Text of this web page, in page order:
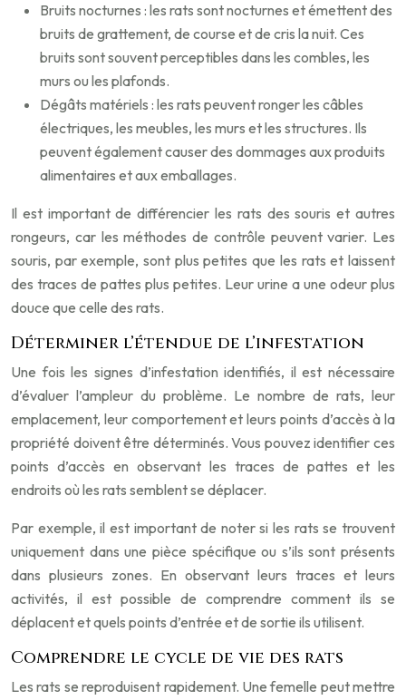
Bruits nocturnes : les rats sont nocturnes et émettent des
bruits de grattement, de course et de cris la nuit. Ces
bruits sont souvent perceptibles dans les combles, les
murs ou les plafonds.
Dégâts matériels : les rats peuvent ronger les câbles
électriques, les meubles, les murs et les structures. Ils
peuvent également causer des dommages aux produits
alimentaires et aux emballages.
Il est important de différencier les rats des souris et autres
rongeurs, car les méthodes de contrôle peuvent varier. Les
souris, par exemple, sont plus petites que les rats et laissent
des traces de pattes plus petites. Leur urine a une odeur plus
douce que celle des rats.
Déterminer l’étendue de l’infestation
Une fois les signes d’infestation identifiés, il est nécessaire
d’évaluer l’ampleur du problème. Le nombre de rats, leur
emplacement, leur comportement et leurs points d’accès à la
propriété doivent être déterminés. Vous pouvez identifier ces
points d’accès en observant les traces de pattes et les
endroits où les rats semblent se déplacer.
Par exemple, il est important de noter si les rats se trouvent
uniquement dans une pièce spécifique ou s’ils sont présents
dans plusieurs zones. En observant leurs traces et leurs
activités, il est possible de comprendre comment ils se
déplacent et quels points d’entrée et de sortie ils utilisent.
Comprendre le cycle de vie des rats
Les rats se reproduisent rapidement. Une femelle peut mettre